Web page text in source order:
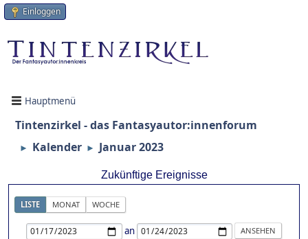
Einloggen
Hauptmenü
Tintenzirkel - das Fantasyautor:innenforum
► Kalender ► Januar 2023
Zukünftige Ereignisse
LISTE MONAT WOCHE
an